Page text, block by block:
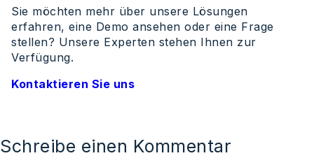
Sie möchten mehr über unsere Lösungen
erfahren, eine Demo ansehen oder eine Frage
stellen? Unsere Experten stehen Ihnen zur
Verfügung.
Kontaktieren Sie uns
Schreibe einen Kommentar